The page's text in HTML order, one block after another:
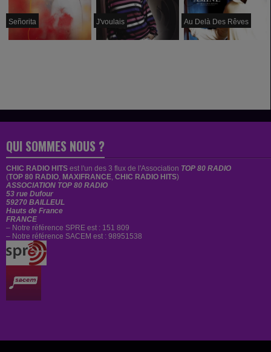
Señorita J'voulais Au Delà Des Rêves
QUI SOMMES NOUS ?
CHIC RADIO HITS est l'un des 3 flux de l'Association TOP 80 RADIO
(TOP 80 RADIO MAXIFRANCE CHIC RADIO HITS)
ASSOCIATION TOP 80 RADIO
53 rue Dufour
59270 BAILLEUL
Hauts de France
FRANCE
– Notre référence SPRE est : 151 809
– Notre référence SACEM est : 98951538